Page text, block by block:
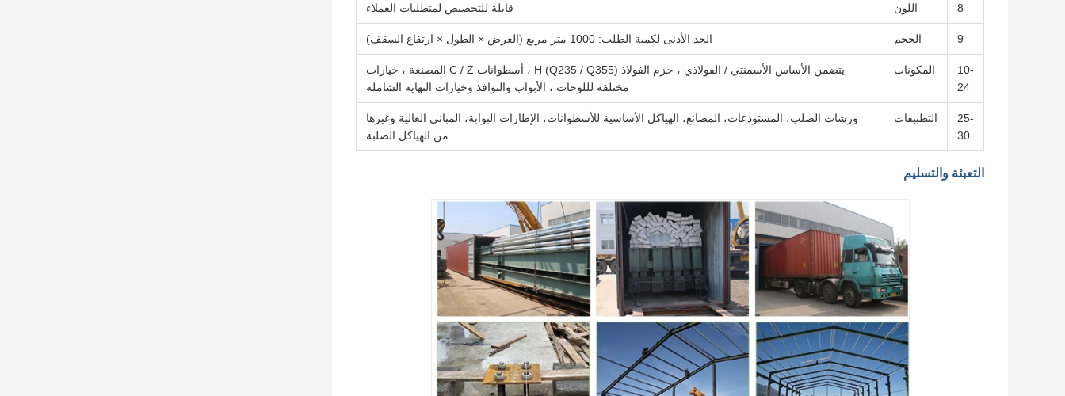
8 اللون قابلة للتخصيص لمتطلبات العملاء
9 الحجم الحد الأدنى لكمية الطلب: 1000 متر مربع (العرض × الطول × ارتفاع السقف)
10-
24
المكونات
يتضمن الأساس الأسمنتي / الفولاذي ، حزم الفولاذ H (Q235 / Q355) ، أسطوانات C / Z المصنعة ، خيارات
مختلفة لللوحات ، الأبواب والنوافذ وخيارات النهاية الشاملة
25-
30
التطبيقات
ورشات الصلب، المستودعات، المصانع، الهياكل الأساسية للأسطوانات، الإطارات البوابة، المباني العالية وغيرها
من الهياكل الصلبة
التعبئة والتسليم